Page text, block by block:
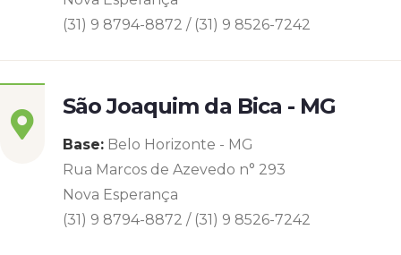
(31) 9 8794-8872 / (31) 9 8526-7242
São Joaquim da Bica - MG
Base: Belo Horizonte - MG
Rua Marcos de Azevedo n° 293
Nova Esperança
(31) 9 8794-8872 / (31) 9 8526-7242